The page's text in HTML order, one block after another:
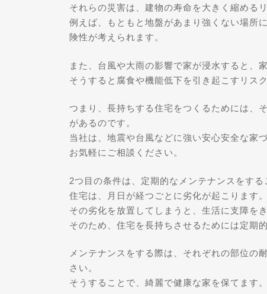
それらの災害は、建物の寿命を大きく縮める
例えば、もともと地盤があまり強くない場所
険性が考えられます。
また、台風や大雨の影響で家が浸水すると、
そうすると腐食や機能低下を引き起こすリス
つまり、長持ちする住宅をつくるためには、
があるのです。
当社は、地震や台風などに強い安心安全な家
お気軽にご相談ください。
2つ目の条件は、定期的なメンテナンスをする
住宅は、月日が経つごとに劣化が起こります。
その劣化を放置してしまうと、生活に支障を
そのため、住宅を長持ちさせるためには定期
メンテナンスをする際は、それぞれの部位の
さい。
そうすることで、綺麗で健康な家を保てます。